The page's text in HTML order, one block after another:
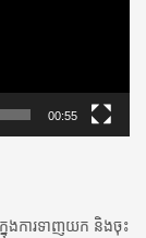
00:55
ងការ​ទាញ​យក និង​ចុះ​